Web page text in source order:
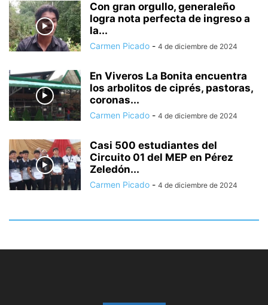
Con gran orgullo, generaleño
logra nota perfecta de ingreso a
la...
Carmen Picado - 4 de diciembre de 2024
En Viveros La Bonita encuentra
los arbolitos de ciprés, pastoras,
coronas...
Carmen Picado - 4 de diciembre de 2024
Casi 500 estudiantes del
Circuito 01 del MEP en Pérez
Zeledón...
Carmen Picado - 4 de diciembre de 2024